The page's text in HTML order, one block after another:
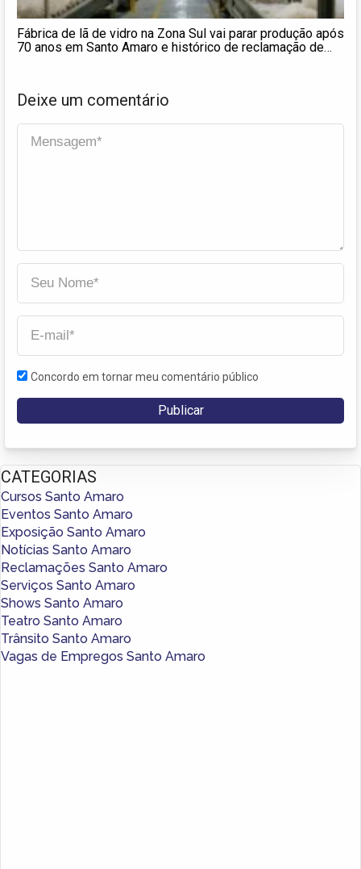
Fábrica de lã de vidro na Zona Sul vai parar produção após
70 anos em Santo Amaro e histórico de reclamação de
Deixe um comentário
Concordo em tornar meu comentário público
CATEGORIAS
Cursos Santo Amaro
Eventos Santo Amaro
Exposição Santo Amaro
Notícias Santo Amaro
Reclamações Santo Amaro
Serviços Santo Amaro
Shows Santo Amaro
Teatro Santo Amaro
Trânsito Santo Amaro
Vagas de Empregos Santo Amaro